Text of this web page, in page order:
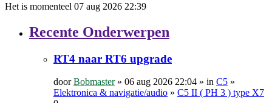
Het is momenteel 07 aug 2026 22:39
Recente Onderwerpen
RT4 naar RT6 upgrade
doorBobmaster» 06 aug 2026 22:04 » in C5 »
Elektronica & navigatie/audio » C5 II ( PH 3 ) type X7